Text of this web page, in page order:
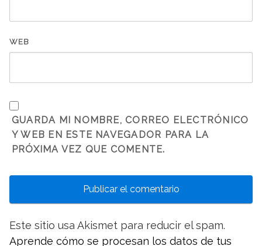
WEB
GUARDA MI NOMBRE, CORREO ELECTRÓNICO
Y WEB EN ESTE NAVEGADOR PARA LA
PRÓXIMA VEZ QUE COMENTE.
Este sitio usa Akismet para reducir el spam.
Aprende cómo se procesan los datos de tus